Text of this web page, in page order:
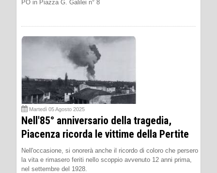
PO in Piazza G. Galilei n° 8
Martedì 05 Agosto 2025
Nell'85° anniversario della tragedia,
Piacenza ricorda le vittime della Pertite
Nell'occasione, si onorerà anche il ricordo di coloro che persero
la vita e rimasero feriti nello scoppio avvenuto 12 anni prima,
nel settembre del 1928.